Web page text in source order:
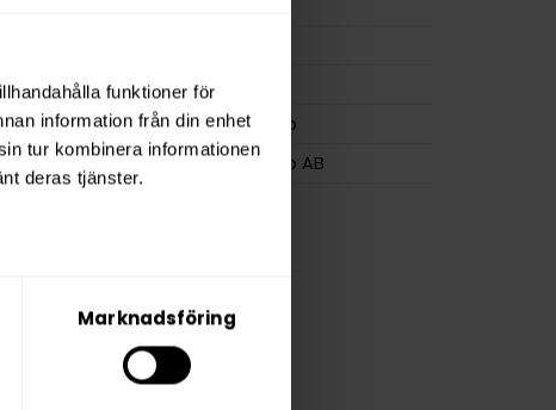
funktioner för
information från din enhet
tur kombinera informationen
deras tjänster.
Marknadsföring
0,6 g
Chainpop
Chainpop AB